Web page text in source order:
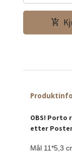
Produktinfo
OBS!
etter
Mål 11*5,3